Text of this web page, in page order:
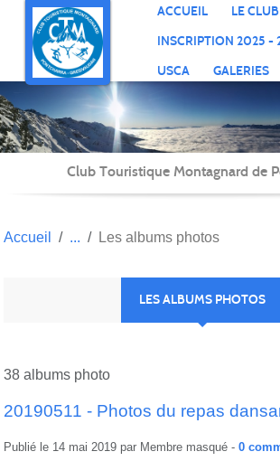
ACCUEIL
LE CLUB
INSCRIPTION 2025 -
USCA
GALERIES
Club Touristique Montagnard de
Accueil Les albums photos
LES ALBUMS PHOTOS
38 albums photo
20190511 - Photos du repas
Publié le 14 mai 2019 par Membre masqué - 0
Panneau de gestion des cookies